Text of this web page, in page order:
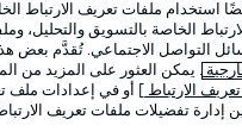
الإخطارات القانونية
استخدام ملفات تعريف الارتباط
الخاصة بالتسويق والتحليل،
التواصل الاجتماعي. تُقدَّم بعض
. يمكن العثور على المزيد من
الارتباط
] أو في إعدادات ملف
إدارة تفضيلات ملفات تعريف